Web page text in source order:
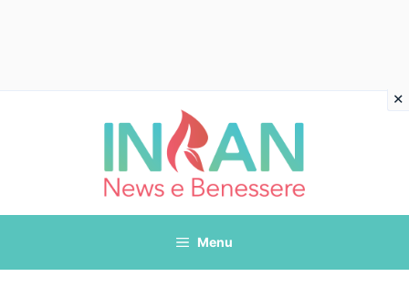
Menu